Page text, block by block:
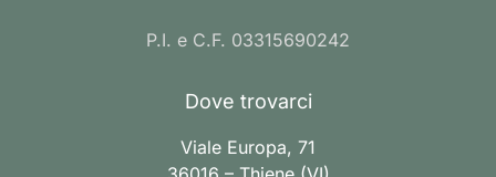
P.I. e C.F. 03315690242
Dove trovarci
Viale Europa, 71